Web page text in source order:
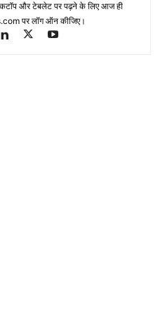
और टेबलेट पर पढ़ने के लिए आज ही
पर लॉग ऑन कीजिए।